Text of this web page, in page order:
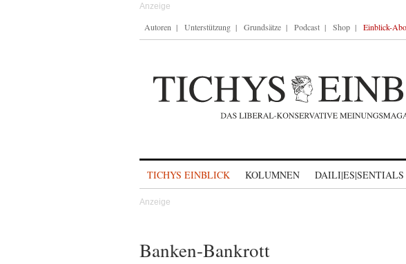
Autoren Unterstützung Grundsätze Podcast Shop Einblick-Abo
TICHYS EINBLICK KOLUMNEN DAILI|ES|SENTIALS
Banken-Bankrott